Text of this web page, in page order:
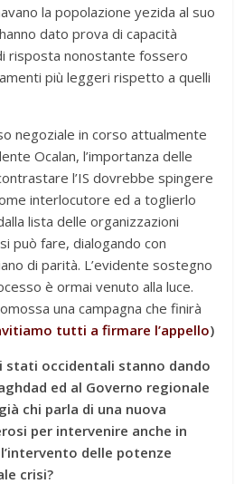
la popolazione yezida al suo
dato prova di capacità
risposta nonostante fossero
più leggeri rispetto a quelli
negoziale in corso attualmente
Ocalan, l’importanza delle
l’IS dovrebbe spingere
interlocutore ed a toglierlo
lista delle organizzazioni
può fare, dialogando con
di parità. L’evidente sostegno
è ormai venuto alla luce.
una campagna che finirà
tutti a firmare l’appello)
stati occidentali stanno dando
ed al Governo regionale
chi parla di una nuova
per intervenire anche in
delle potenze
crisi?